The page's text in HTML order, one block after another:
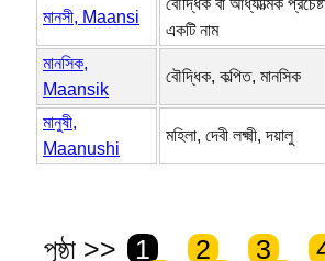
মানসী, Maansi
একটি নাম
মানসিক,
Maansik
বৌদ্ধিক, কল্পিত, মানসিক
মানুষী,
Maanushi
মহিলা, দেবী লক্ষ্মী, দয়ালু
পৃষ্ঠা >> 1 2 3